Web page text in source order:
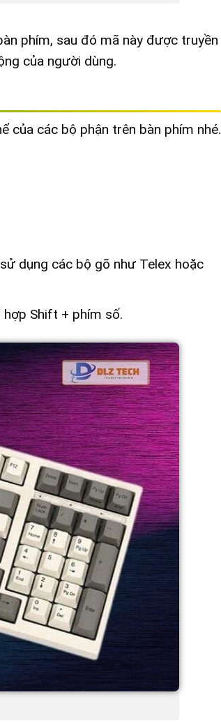
phím, sau đó mã này được truyền
của người dùng.
của các bộ phận trên bàn phím nhé.
dụng các bộ gõ như Telex hoặc
Shift + phím số.